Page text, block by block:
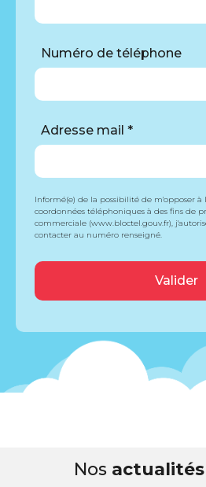
Numéro de téléphone
Adresse mail *
Informé(e) de la possibilité de m'opposer à
coordonnées téléphoniques à des fins de
commerciale (www.bloctel.gouv.fr),
contacter au numéro renseigné.
Nos actualités